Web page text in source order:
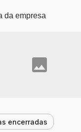
principal
da empresa
encerradas